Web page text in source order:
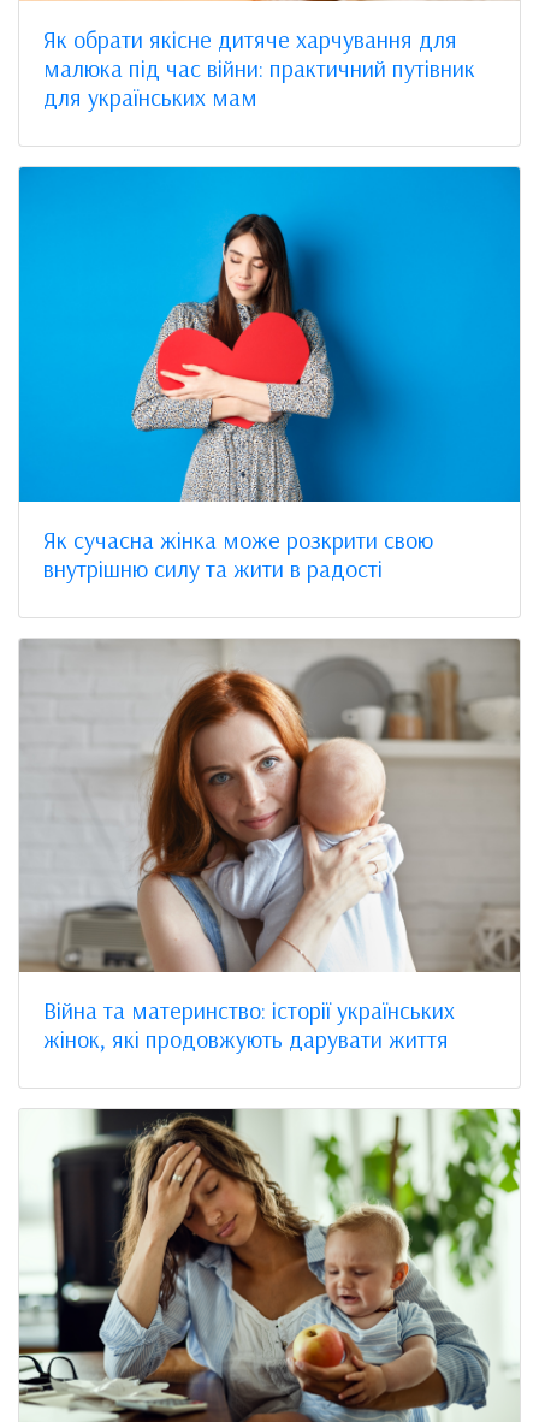
Як обрати якісне дитяче харчування для
малюка під час війни: практичний путівник
для українських мам
Як сучасна жінка може розкрити свою
внутрішню силу та жити в радості
Війна та материнство: історії українських
жінок, які продовжують дарувати життя